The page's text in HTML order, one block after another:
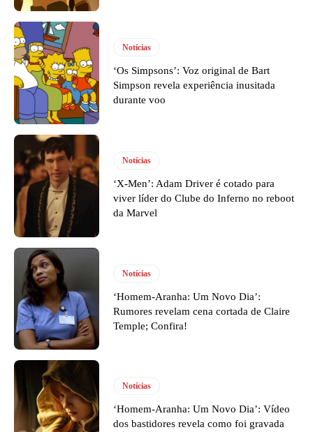
Notícias
‘Os Simpsons’: Voz original de Bart
Simpson revela experiência inusitada
durante voo
Notícias
‘X-Men’: Adam Driver é cotado para
viver líder do Clube do Inferno no reboot
da Marvel
Notícias
‘Homem-Aranha: Um Novo Dia’:
Rumores revelam cena cortada de Claire
Temple; Confira!
Notícias
‘Homem-Aranha: Um Novo Dia’: Vídeo
dos bastidores revela como foi gravada